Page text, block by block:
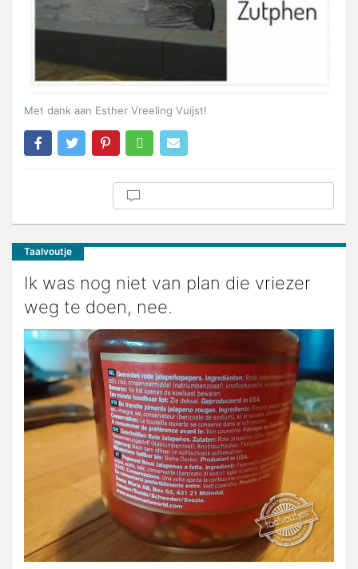
Met dank aan Esther Vreeling Vuijst!
Taalvoutje
Ik was nog niet van plan die vriezer
weg te doen, nee.